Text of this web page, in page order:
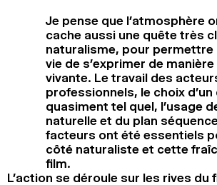
Je pense que l’atmosphère
cache aussi une quête très
naturalisme, pour permettre
vie de s’exprimer de
vivante. Le travail des
professionnels, le choix
quasiment tel quel, l’usage
naturelle et du plan
facteurs ont été essentiels
côté naturaliste et cette
film.
L’action se déroule sur les rives du